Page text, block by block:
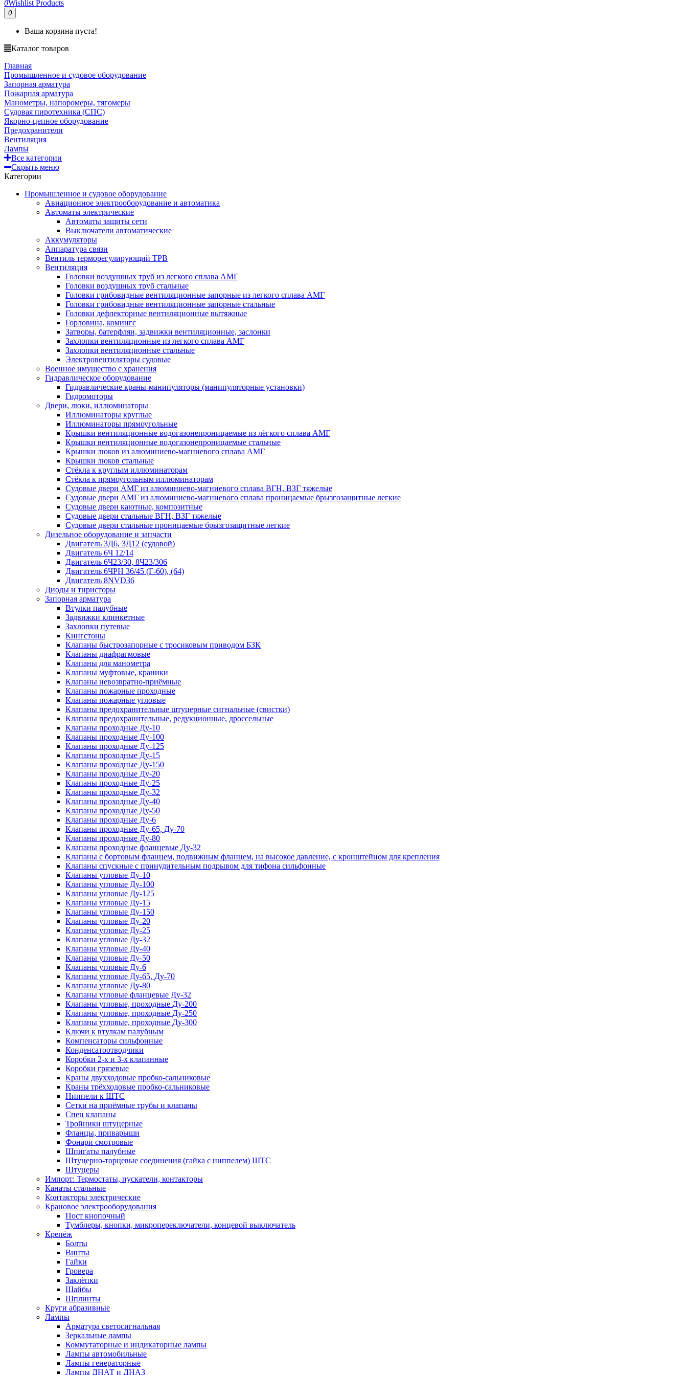
0Wishlist Products
0
Ваша корзина пуста!
Каталог товаров
Главная
Промышленное и судовое оборудование
Запорная арматура
Пожарная арматура
Манометры, напоромеры, тягомеры
Судовая пиротехника (СПС)
Якорно-цепное оборудование
Предохранители
Вентиляция
Лампы
Все категории
Скрыть меню
Категории
Промышленное и судовое оборудование
Авиационное электрооборудование и автоматика
Автоматы электрические
Автоматы защиты сети
Выключатели автоматические
Аккумуляторы
Аппаратура связи
Вентиль терморегулирующий ТРВ
Вентиляция
Головки воздушных труб из легкого сплава АМГ
Головки воздушных труб стальные
Головки грибовидные вентиляционные запорные из легкого сплава АМГ
Головки грибовидные вентиляционные запорные стальные
Головки дефлекторные вентиляционные вытяжные
Горловина, комингс
Затворы, батерфляи, задвижки вентиляционные, заслонки
Захлопки вентиляционные из легкого сплава АМГ
Захлопки вентиляционные стальные
Электровентиляторы судовые
Военное имущество с хранения
Гидравлическое оборудование
Гидравлические краны-манипуляторы (манипуляторные установки)
Гидромоторы
Двери, люки, иллюминаторы
Иллюминаторы круглые
Иллюминаторы прямоугольные
Крышки вентиляционные водогазонепроницаемые из лёгкого сплава АМГ
Крышки вентиляционные водогазонепроницаемые стальные
Крышки люков из алюминиево-магниевого сплава АМГ
Крышки люков стальные
Стёкла к круглым иллюминаторам
Стёкла к прямоугольным иллюминаторам
Судовые двери АМГ из алюминиево-магниевого сплава ВГН, ВЗГ тяжелые
Судовые двери АМГ из алюминиево-магниевого сплава проницаемые брызгозащитные легкие
Судовые двери каютные, композитные
Судовые двери стальные ВГН, ВЗГ тяжелые
Судовые двери стальные проницаемые брызгозащитные легкие
Дизельное оборудование и запчасти
Двигатель 3Д6, 3Д12 (судовой)
Двигатель 6Ч 12/14
Двигатель 6Ч23/30, 8Ч23/306
Двигатель 6ЧРН 36/45 (Г-60), (64)
Двигатель 8NVD36
Диоды и тиристоры
Запорная арматура
Втулки палубные
Задвижки клинкетные
Захлопки путевые
Кингстоны
Клапаны быстрозапорные с тросиковым приводом БЗК
Клапаны диафрагмовые
Клапаны для манометра
Клапаны муфтовые, краники
Клапаны невозвратно-приёмные
Клапаны пожарные проходные
Клапаны пожарные угловые
Клапаны предохранительные штуцерные сигнальные (свистки)
Клапаны предохранительные, редукционные, дроссельные
Клапаны проходные Ду-10
Клапаны проходные Ду-100
Клапаны проходные Ду-125
Клапаны проходные Ду-15
Клапаны проходные Ду-150
Клапаны проходные Ду-20
Клапаны проходные Ду-25
Клапаны проходные Ду-32
Клапаны проходные Ду-40
Клапаны проходные Ду-50
Клапаны проходные Ду-6
Клапаны проходные Ду-65, Ду-70
Клапаны проходные Ду-80
Клапаны проходные фланцевые Ду-32
Клапаны с бортовым фланцем, подвижным фланцем, на высокое давление, с кронштейном для крепления
Клапаны спускные с принудительным подрывом для тифона сильфонные
Клапаны угловые Ду-10
Клапаны угловые Ду-100
Клапаны угловые Ду-125
Клапаны угловые Ду-15
Клапаны угловые Ду-150
Клапаны угловые Ду-20
Клапаны угловые Ду-25
Клапаны угловые Ду-32
Клапаны угловые Ду-40
Клапаны угловые Ду-50
Клапаны угловые Ду-6
Клапаны угловые Ду-65, Ду-70
Клапаны угловые Ду-80
Клапаны угловые фланцевые Ду-32
Клапаны угловые, проходные Ду-200
Клапаны угловые, проходные Ду-250
Клапаны угловые, проходные Ду-300
Ключи к втулкам палубным
Компенсаторы сильфонные
Конденсатоотводчики
Коробки 2-х и 3-х клапанные
Коробки грязевые
Краны двухходовые пробко-сальниковые
Краны трёхходовые пробко-сальниковые
Ниппели к ШТС
Сетки на приёмные трубы и клапаны
Спец клапаны
Тройники штуцерные
Фланцы, приварыши
Фонари смотровые
Шпигаты палубные
Штуцерно-торцевые соединения (гайка с ниппелем) ШТС
Штуцеры
Импорт: Термостаты, пускатели, контакторы
Канаты стальные
Контакторы электрические
Крановое электрооборудования
Пост кнопочный
Тумблеры, кнопки, микропереключатели, концевой выключатель
Крепёж
Болты
Винты
Гайки
Гровера
Заклёпки
Шайбы
Шплинты
Круги абразивные
Лампы
Арматура светосигнальная
Зеркальные лампы
Коммутаторные и индикаторные лампы
Лампы автомобильные
Лампы генераторные
Лампы ДНАТ и ДНАЗ